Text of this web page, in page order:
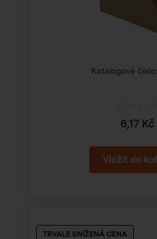
Katalogové číslo:
6,17 Kč
TRVALE SNÍŽENÁ CENA